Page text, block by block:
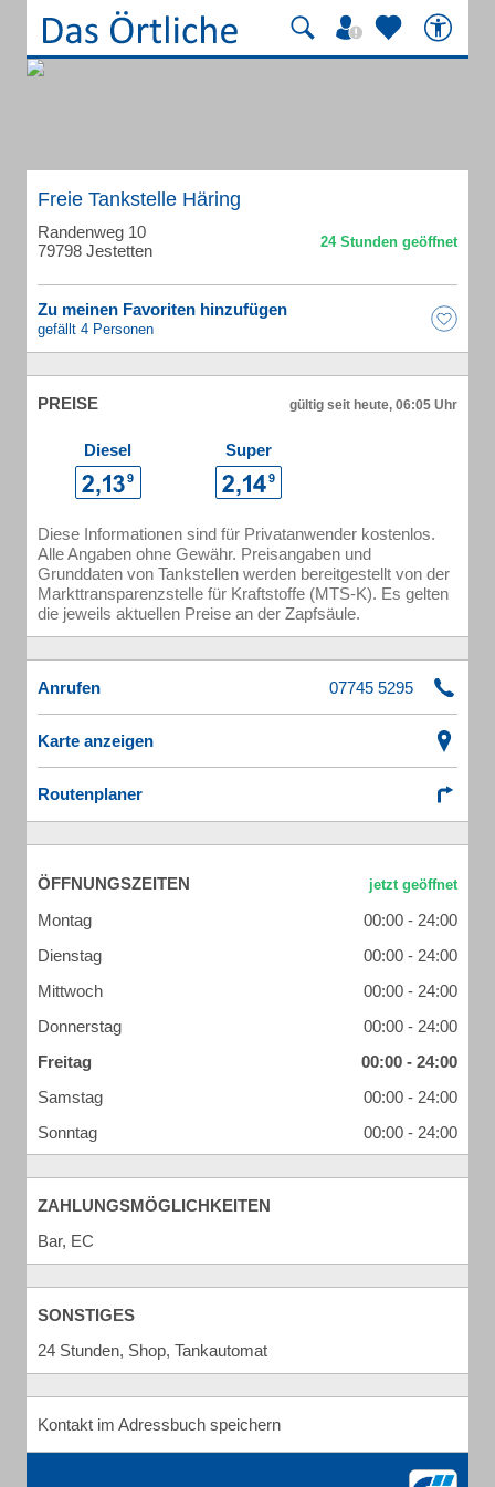
Freie Tankstelle Häring
Randenweg 10
79798 Jestetten
Zu meinen Favoriten hinzufügen
gefällt 4 Personen
PREISE gültig seit heute, 06:05 Uhr
Diesel Super
Diese Informationen sind für Privatanwender kostenlos.
Alle Angaben ohne Gewähr. Preisangaben und
Grunddaten von Tankstellen werden bereitgestellt von der
Markttransparenzstelle für Kraftstoffe (MTS-K). Es gelten
die jeweils aktuellen Preise an der Zapfsäule.
Anrufen
Karte anzeigen
Routenplaner
ÖFFNUNGSZEITEN
Montag
00:00 - 24:00
Dienstag
00:00 - 24:00
Mittwoch
00:00 - 24:00
Donnerstag
00:00 - 24:00
Freitag
00:00 - 24:00
Samstag
00:00 - 24:00
Sonntag
00:00 - 24:00
ZAHLUNGSMÖGLICHKEITEN
Bar, EC
SONSTIGES
24 Stunden, Shop, Tankautomat
Kontakt im Adressbuch speichern